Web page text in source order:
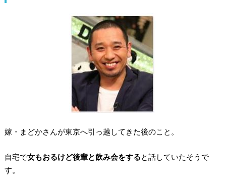
嫁・まどかさんが東京へ引っ越してきた後のこと。
自宅で女もおるけど後輩と飲み会をすると話していたそうで
す。